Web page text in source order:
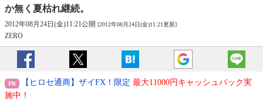
か無く夏枯れ継続。
2012年08月24日(金)11:21公開 [2012年08月24日(金)11:21更新]
ZERO
【ヒロセ通商】ザイFX！限定 最大11000円キャッシュバック実
施中！